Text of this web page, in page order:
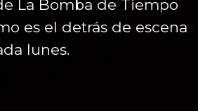
La Bomba de Tiempo
es el detrás de escena
lunes.